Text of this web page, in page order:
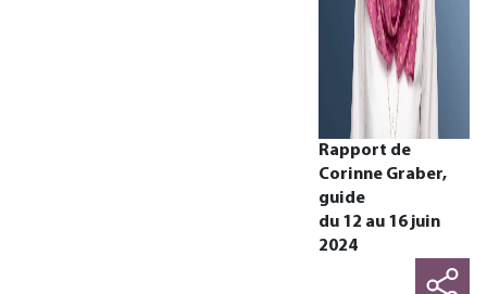
Rapport de
Corinne Graber,
guide
du 12 au 16 juin
2024